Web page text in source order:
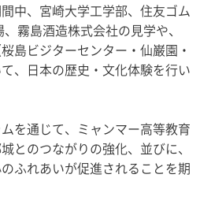
中、宮崎大学工学部、住友ゴム
霧島酒造株式会社の見学や、
島ビジターセンター・仙巌園・
、日本の歴史・文化体験を行い
を通じて、ミャンマー高等教育
とのつながりの強化、並びに、
ふれあいが促進されることを期